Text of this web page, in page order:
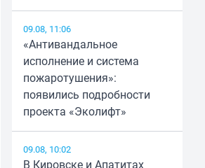
09.08, 11:06
«Антивандальное
исполнение и система
пожаротушения»:
появились подробности
проекта «Эколифт»
09.08, 10:02
В Кировске и Апатитах